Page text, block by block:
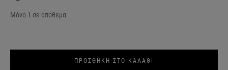
Μόνο 1 σε απόθεμα
ΠΡΟΣΘΗΚΗ ΣΤΟ ΚΑΛΑΘΙ